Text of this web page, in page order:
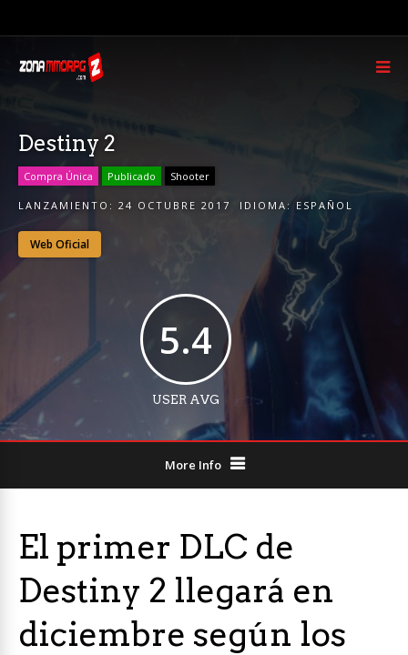
Destiny 2
Compra Única Publicado Shooter
LANZAMIENTO: 24 OCTUBRE 2017 IDIOMA: ESPAÑOL
Web Oficial
5.4
USER AVG
More Info
El primer DLC de
Destiny 2 llegará en
diciembre según los